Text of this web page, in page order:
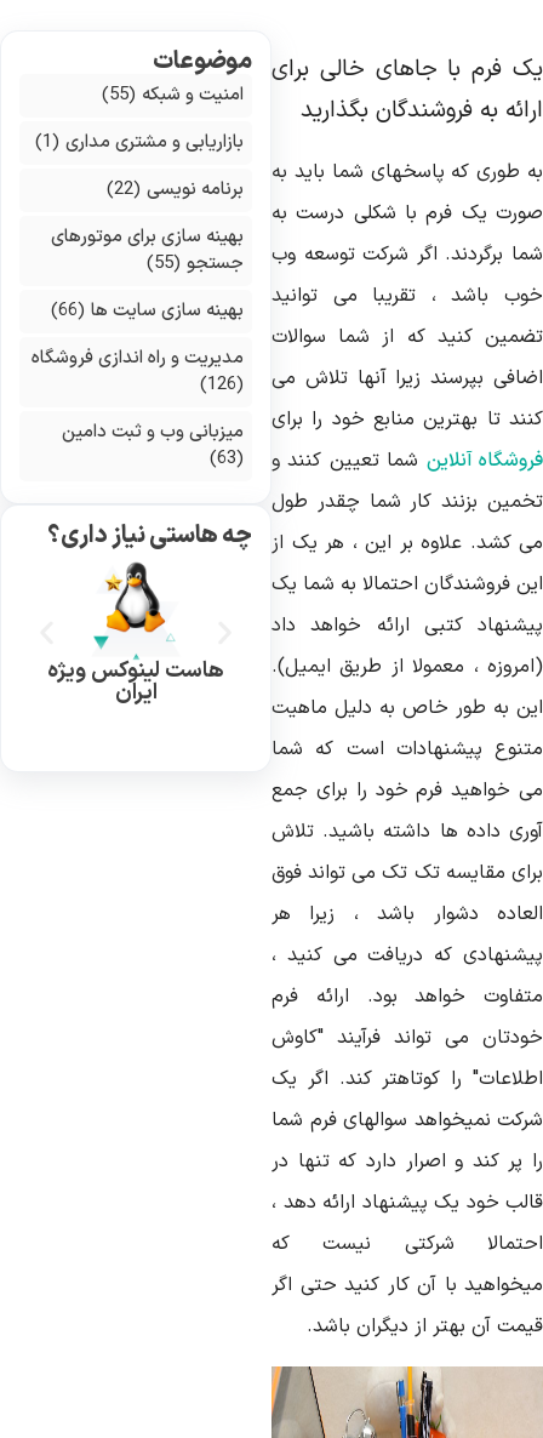
فرم با جاهای خالی برای
به فروشندگان بگذارید
طوری که پاسخهای شما باید به
یک فرم با شکلی درست به
برگردند. اگر شرکت توسعه وب
باشد ، تقریبا می توانید
کنید که از شما سوالات
بپرسند زیرا آنها تلاش می
تا بهترین منابع خود را برای
آنلاینشما تعیین کنند و
بزنند کار شما چقدر طول
کشد. علاوه بر این ، هر یک از
فروشندگان احتمالا به شما یک
کتبی ارائه خواهد داد
، معمولا از طریق ایمیل).
به طور خاص به دلیل ماهیت
پیشنهادات است که شما
خواهید فرم خود را برای جمع
داده ها داشته باشید. تلاش
مقایسه تک تک می تواند فوق
دشوار باشد ، زیرا هر
که دریافت می کنید ،
خواهد بود. ارائه فرم
می تواند فرآیند "کاوش
را کوتاهتر کند. اگر یک
نمیخواهد سوالهای فرم شما
پر کند و اصرار دارد که تنها در
خود یک پیشنهاد ارائه دهد ،
شرکتی نیست که
با آن کار کنید حتی اگر
آن بهتر از دیگران باشد.
موضوعات
امنیت و شبکه(55)
بازاریابی و مشتری مداری(1)
برنامه نویسی(22)
بهینه سازی برای موتورهای
جستجو(55)
بهینه سازی سایت ها(66)
مدیریت و راه اندازی فروشگاه
میزبانی وب و ثبت دامین
چه هاستی نیاز داری؟
هاست لینوکس ویژه
ایران